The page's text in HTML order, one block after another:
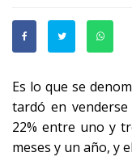
Es lo que se
tardó en
22% entre uno y
meses y un año, y